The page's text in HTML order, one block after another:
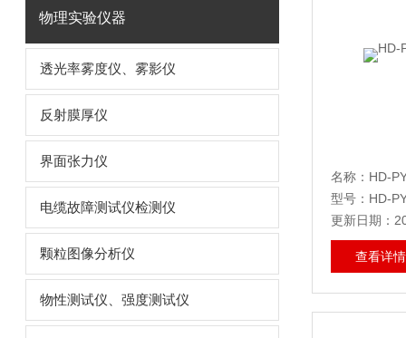
物理实验仪器
透光率雾度仪、雾影仪
反射膜厚仪
界面张力仪
电缆故障测试仪检测仪
颗粒图像分析仪
物性测试仪、强度测试仪
名称：HD-
型号：HD-
更新日期：
查看详情